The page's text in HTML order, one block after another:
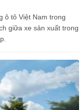
ô tô Việt Nam trong
giữa xe sản xuất trong